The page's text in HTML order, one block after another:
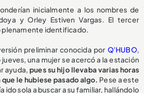
inicialmente a los nombres de
y Orley Estiven Vargas. El tercer
plenamente identificado.
preliminar conocida por Q’HUBO,
una mujer se acercó a la estación
ayuda, pues su hijo llevaba varias horas
le hubiese pasado algo. Pese a este
ido sola a buscar a su familiar, hallándolo